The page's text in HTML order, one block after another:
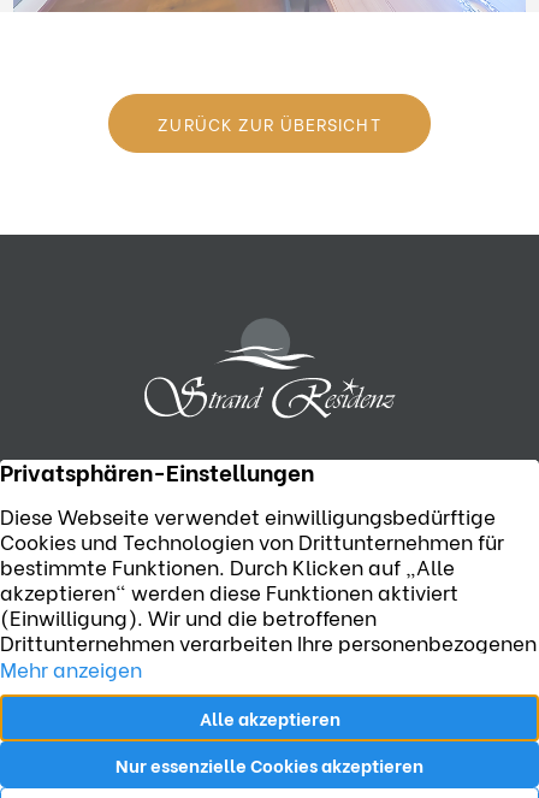
ZURÜCK ZUR ÜBERSICHT
Telefon:+49 (0) 38371 55506
Strandpromenade 6, D-17449 Karlshagen
Jetzt E-Mail senden